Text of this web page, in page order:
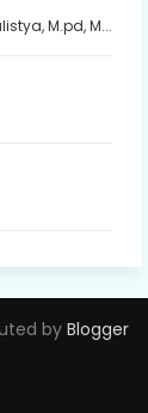
M.pd, M...
by Blogger